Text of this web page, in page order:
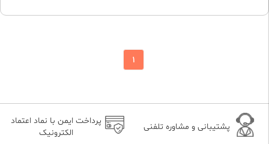
1
پشتیبانی و مشاوره تلفنی
پرداخت ایمن با نماد اعتماد
الکترونیک